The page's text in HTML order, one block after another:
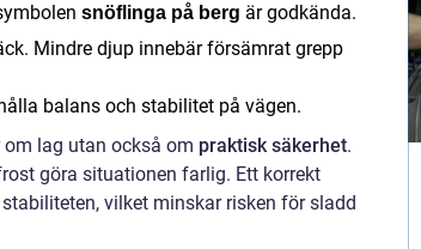
snöflinga på berg är godkända.
Mindre djup innebär försämrat grepp
balans och stabilitet på vägen.
lag utan också om praktisk säkerhet.
göra situationen farlig. Ett korrekt
vilket minskar risken för sladd